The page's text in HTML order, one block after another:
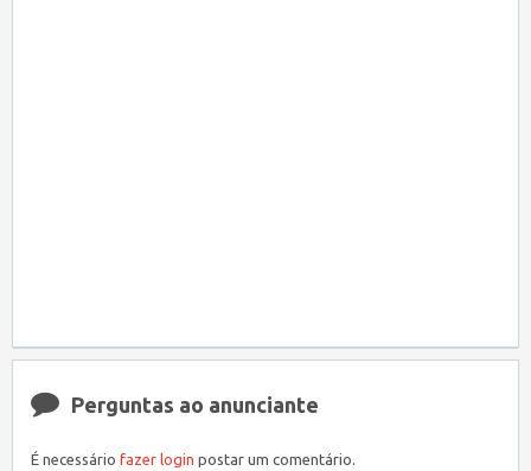
Perguntas ao anunciante
É necessário fazer login postar um comentário.